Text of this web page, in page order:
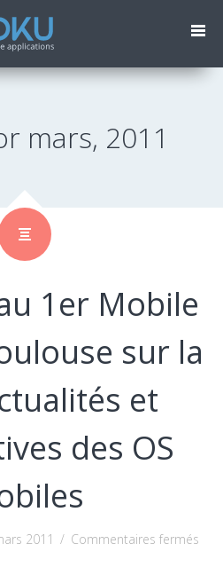
mars, 2011
1er Mobile
sur la
et
des OS
2011 / Commentaires ferméssur